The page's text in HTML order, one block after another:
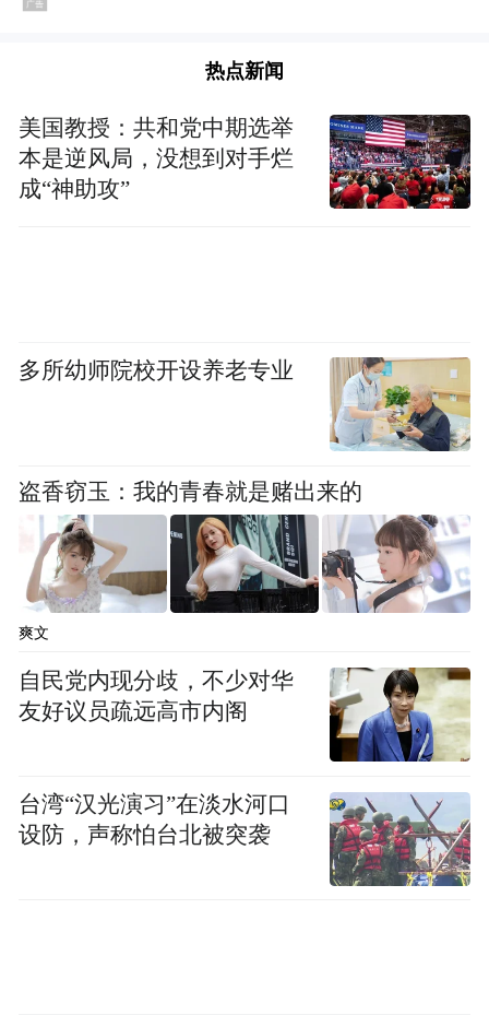
热点新闻
美国教授：共和党中期选举
本是逆风局，没想到对手烂
成“神助攻”
多所幼师院校开设养老专业
盗香窃玉：我的青春就是赌出来的
爽文
自民党内现分歧，不少对华
友好议员疏远高市内阁
台湾“汉光演习”在淡水河口
设防，声称怕台北被突袭